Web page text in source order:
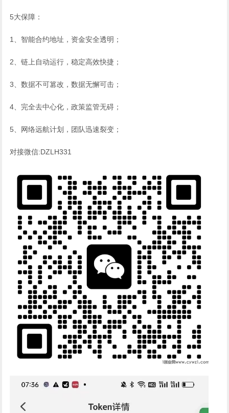
5大保障：
1、智能合约地址，资金安全透明；
2、链上自动运行，稳定高效快捷；
3、数据不可篡改，数据无懈可击；
4、完全去中心化，政策监管无碍；
5、网络远航计划，团队迅速裂变；
对接微信:DZLH331